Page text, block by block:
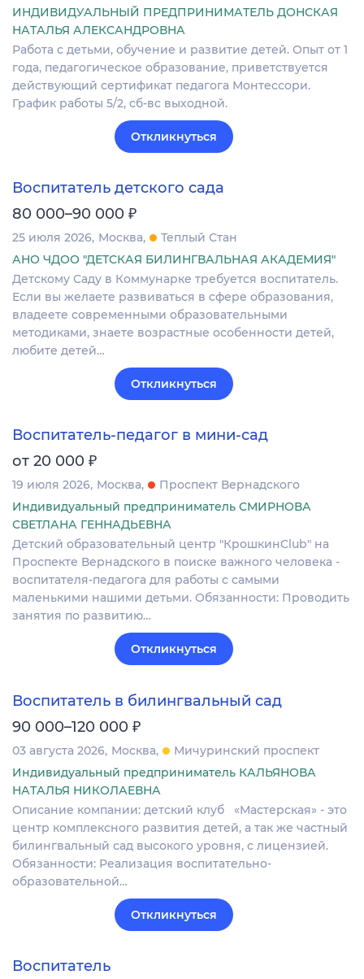
ИНДИВИДУАЛЬНЫЙ ПРЕДПРИНИМАТЕЛЬ ДОНСКАЯ
НАТАЛЬЯ АЛЕКСАНДРОВНА
Работа с детьми, обучение и развитие детей. Опыт от 1
года, педагогическое образование, приветствуется
действующий сертификат педагога Монтессори.
График работы 5/2, сб-вс выходной.
Откликнуться
Воспитатель детского сада
80 000–90 000 ₽
25 июля 2026 Москва
Теплый Стан
АНО ЧДОО "ДЕТСКАЯ БИЛИНГВАЛЬНАЯ АКАДЕМИЯ"
Детскому Саду в Коммунарке требуется воспитатель.
Если вы желаете развиваться в сфере образования,
владеете современными образовательными
методиками, знаете возрастные особенности детей,
любите детей…
Откликнуться
Воспитатель-педагог в мини-сад
от 20 000 ₽
19 июля 2026 Москва
Проспект Вернадского
Индивидуальный предприниматель СМИРНОВА
СВЕТЛАНА ГЕННАДЬЕВНА
Детский образовательный центр "КрошкинClub" на
Проспекте Вернадского в поиске важного человека -
воспитателя-педагога для работы с самыми
маленькими нашими детьми. Обязанности: Проводить
занятия по развитию…
Откликнуться
Воспитатель в билингвальный сад
90 000–120 000 ₽
03 августа 2026 Москва
Мичуринский проспект
Индивидуальный предприниматель КАЛЬЯНОВА
НАТАЛЬЯ НИКОЛАЕВНА
Описание компании: детский клуб «Мастерская» - это
центр комплексного развития детей, а так же частный
билингвальный сад высокого уровня, с лицензией.
Обязанности: Реализация воспитательно-
образовательной…
Откликнуться
Воспитатель